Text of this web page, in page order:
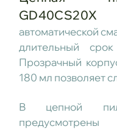
GD40CS20X
автоматической
длительный
Прозрачный
180 мл позволяет
В цепной